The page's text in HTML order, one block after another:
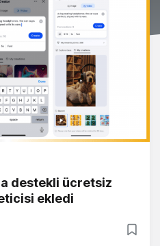
destekli ücretsiz
ekledi